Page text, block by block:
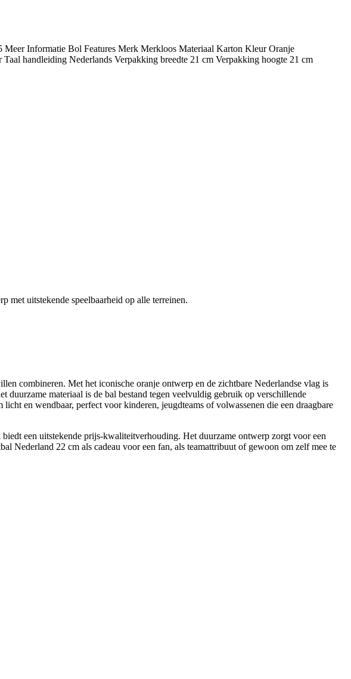
Meer Informatie Bol Features Merk Merkloos Materiaal Karton Kleur Oranje
handleiding Nederlands Verpakking breedte 21 cm Verpakking hoogte 21 cm
met uitstekende speelbaarheid op alle terreinen.
combineren. Met het iconische oranje ontwerp en de zichtbare Nederlandse vlag is
materiaal is de bal bestand tegen veelvuldig gebruik op verschillende
en wendbaar, perfect voor kinderen, jeugdteams of volwassenen die een draagbare
een uitstekende prijs-kwaliteitverhouding. Het duurzame ontwerp zorgt voor een
Nederland 22 cm als cadeau voor een fan, als teamattribuut of gewoon om zelf mee te